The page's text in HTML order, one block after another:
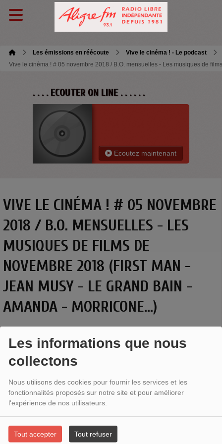
Les informations que nous
collectons
Nous utilisons des cookies pour fournir les services et les
fonctionnalités proposés sur notre site et pour améliorer
l'expérience de nos utilisateurs.
Tout accepter Tout refuser
Les émissions en réécoute
Vive le cinéma ! - Le podcast
Vive le cinéma ! # 05 novembre 2018 / B.O. mensuelles - Les musiques de
. . . . ECOUTER ON LINE . . . . . .
Ecoutez maintenant
VIVE LE CINÉMA ! # 05 NOVEMBRE
2018 / B.O. MENSUELLES - LES
MUSIQUES DE FILMS DE
NOVEMBRE 2018 (FIRST MAN -
JEAN MUSY - LE GRAND BAIN -
AMANDA - MORRICONE...)